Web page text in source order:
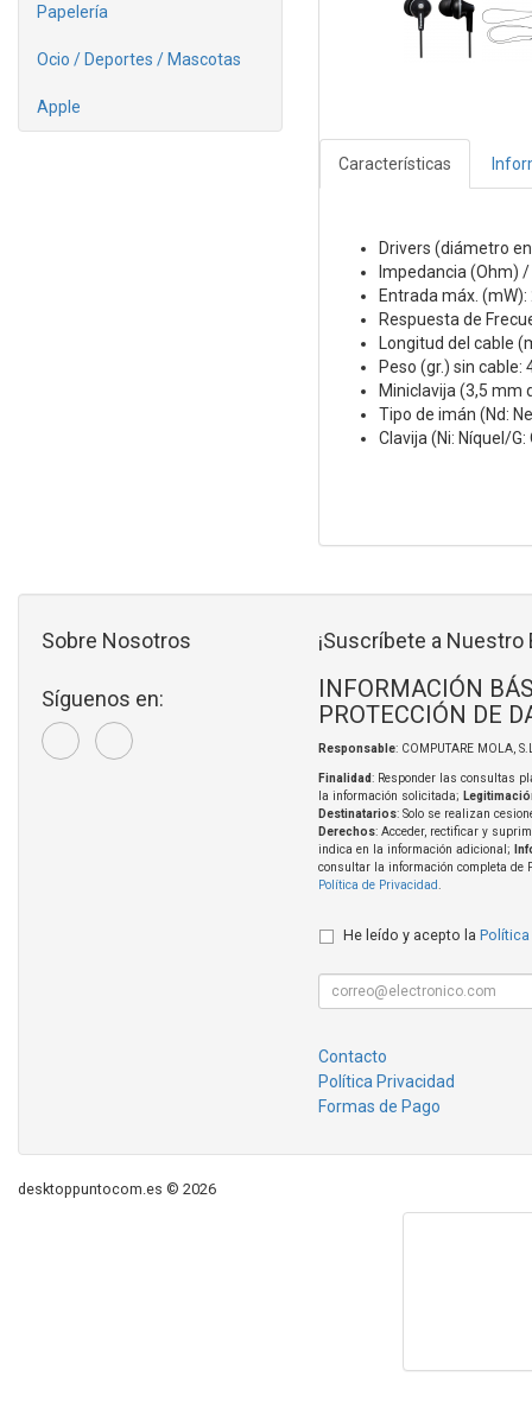
Papelería
Ocio / Deportes / Mascotas
Apple
Características
Drivers (diámetro
Impedancia (Ohm) /
Entrada máx. (mW):
Respuesta de
Longitud del cable
Peso (gr.) sin cable:
Miniclavija (3,5 mm
Tipo de imán (Nd:
Clavija (Ni: Níquel/
Sobre Nosotros
Síguenos en:
¡Suscríbete a Nuestro
INFORMACIÓN
PROTECCIÓN DE
Responsable: COMPUTARE MOLA,
Finalidad: Responder las consultas
la información solicitada;
Destinatarios: Solo se realizan
Derechos: Acceder, rectificar y
indica en la información adicional;
consultar la información completa de
Política de Privacidad
He leído y acepto la Política
Contacto
Política Privacidad
Formas de Pago
desktoppuntocom.es © 2026